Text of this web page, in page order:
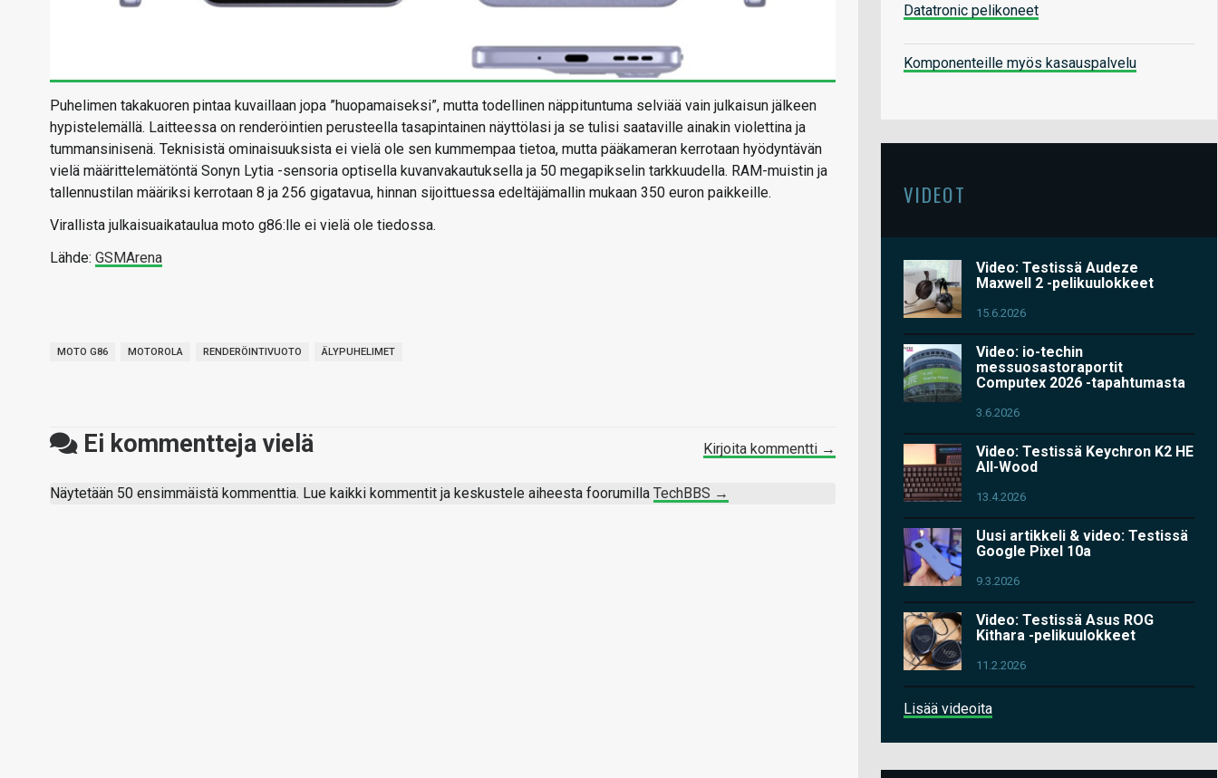
Puhelimen takakuoren pintaa kuvaillaan jopa ”huopamaiseksi”, mutta todellinen näppituntuma selviää vain julkaisun jälkeen
hypistelemällä. Laitteessa on renderöintien perusteella tasapintainen näyttölasi ja se tulisi saataville ainakin violettina ja
tummansinisenä. Teknisistä ominaisuuksista ei vielä ole sen kummempaa tietoa, mutta pääkameran kerrotaan hyödyntävän
vielä määrittelemätöntä Sonyn Lytia -sensoria optisella kuvanvakautuksella ja 50 megapikselin tarkkuudella. RAM-muistin ja
tallennustilan määriksi kerrotaan 8 ja 256 gigatavua, hinnan sijoittuessa edeltäjämallin mukaan 350 euron paikkeille.
Virallista julkaisuaikataulua moto g86:lle ei vielä ole tiedossa.
Lähde: GSMArena
MOTO G86 MOTOROLA RENDERÖINTIVUOTO ÄLYPUHELIMET
Ei kommentteja vielä Kirjoita kommentti →
Näytetään 50 ensimmäistä kommenttia. Lue kaikki kommentit ja keskustele aiheesta foorumilla TechBBS →
Datatronic pelikoneet
Komponenteille myös kasauspalvelu
VIDEOT
Video: Testissä Audeze
Maxwell 2 -pelikuulokkeet
15.6.2026
Video: io-techin
messuosastoraportit
Computex 2026 -tapahtumasta
3.6.2026
Video: Testissä Keychron K2 HE
All-Wood
13.4.2026
Uusi artikkeli & video: Testissä
Google Pixel 10a
9.3.2026
Video: Testissä Asus ROG
Kithara -pelikuulokkeet
11.2.2026
Lisää videoita